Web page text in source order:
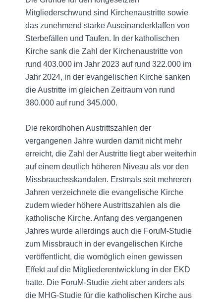
Mitgliederschwund sind Kirchenaustritte sowie
das zunehmend starke Auseinanderklaffen von
Sterbefällen und Taufen. In der katholischen
Kirche sank die Zahl der Kirchenaustritte von
rund 403.000 im Jahr 2023 auf rund 322.000 im
Jahr 2024, in der evangelischen Kirche sanken
die Austritte im gleichen Zeitraum von rund
380.000 auf rund 345.000.
Die rekordhohen Austrittszahlen der
vergangenen Jahre wurden damit nicht mehr
erreicht, die Zahl der Austritte liegt aber weiterhin
auf einem deutlich höheren Niveau als vor den
Missbrauchsskandalen. Erstmals seit mehreren
Jahren verzeichnete die evangelische Kirche
zudem wieder höhere Austrittszahlen als die
katholische Kirche. Anfang des vergangenen
Jahres wurde allerdings auch die ForuM-Studie
zum Missbrauch in der evangelischen Kirche
veröffentlicht, die womöglich einen gewissen
Effekt auf die Mitgliederentwicklung in der EKD
hatte. Die ForuM-Studie zieht aber anders als
die MHG-Studie für die katholischen Kirche aus